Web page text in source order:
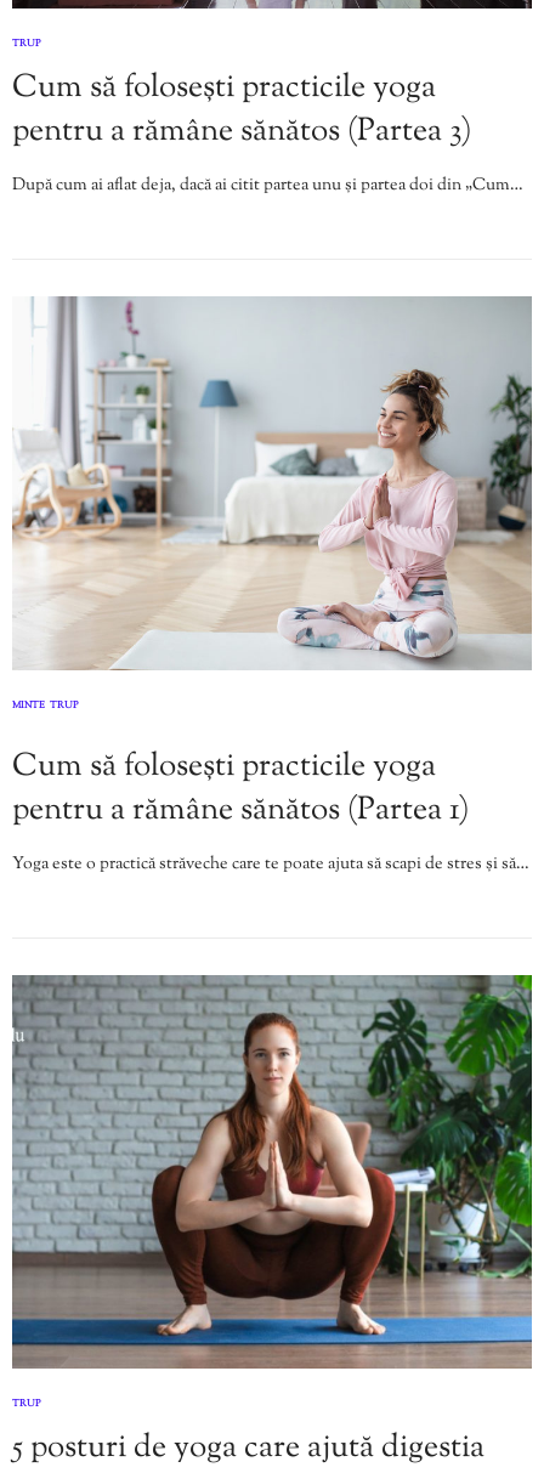
TRUP
Cum să folosești practicile yoga
pentru a rămâne sănătos (Partea 3)
După cum ai aflat deja, dacă ai citit partea unu și partea doi din „Cum…
MINTE TRUP
Cum să folosești practicile yoga
pentru a rămâne sănătos (Partea 1)
Yoga este o practică străveche care te poate ajuta să scapi de stres și să…
TRUP
5 posturi de yoga care ajută digestia